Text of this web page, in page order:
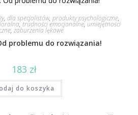
, dla specjalistów, produkty psychologiczne,
, trudności emocjonalne,umiejętności
, zaburzenia lękowe
problemu do rozwiązania!
183 zł
do koszyka